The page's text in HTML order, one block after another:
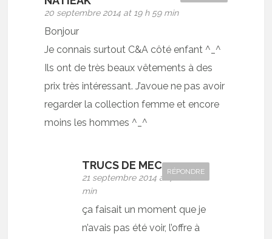
20 septembre 2014 at 19 h 59 min
Bonjour
Je connais surtout C&A côté enfant ^_^
Ils ont de très beaux vêtements à des
prix très intéressant. J’avoue ne pas avoir
regarder la collection femme et encore
moins les hommes ^_^
TRUCS DE MEC
21 septembre 2014 at 7 h 20
min
RÉPONDRE
ça faisait un moment que je
n’avais pas été voir, l’offre à